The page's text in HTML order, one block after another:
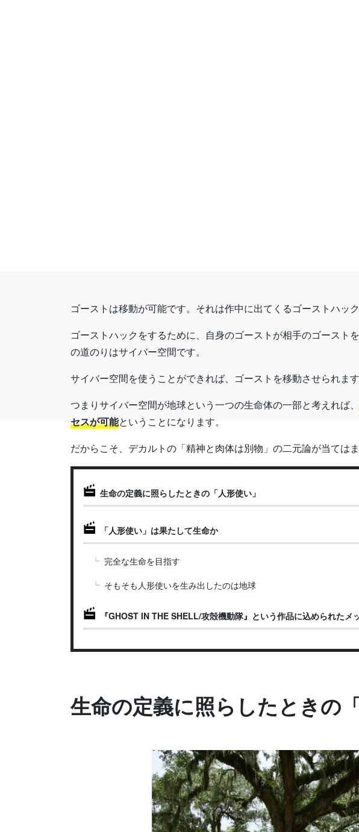
ゴーストは移動が可能です。それは作中に出てくるゴーストハッ
ゴーストハックをするために、自身のゴーストが相手のゴースト
の道のりはサイバー空間です。
サイバー空間を使うことができれば、ゴーストを移動させられます
つまりサイバー空間が地球という一つの生命体の一部と考えれば、
セスが可能ということになります。
だからこそ、デカルトの「精神と肉体は別物」の二元論が当てはま
生命の定義に照らしたときの「人形使い」
「人形使い」は果たして生命か
完全な生命を目指す
そもそも人形使いを生み出したのは地球
『GHOST IN THE SHELL/攻殻機動隊』という作品に込められたメ
生命の定義に照らしたときの